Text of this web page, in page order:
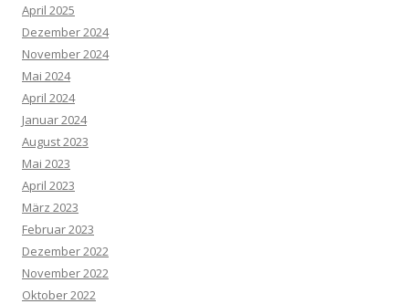
April 2025
Dezember 2024
November 2024
Mai 2024
April 2024
Januar 2024
August 2023
Mai 2023
April 2023
März 2023
Februar 2023
Dezember 2022
November 2022
Oktober 2022